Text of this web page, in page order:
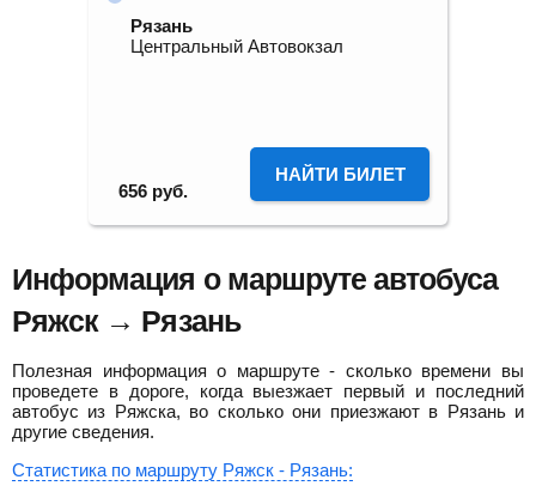
Рязань
Центральный Автовокзал
656 руб.
НАЙТИ БИЛЕТ
Информация о маршруте автобуса
Ряжск → Рязань
Полезная информация о маршруте - сколько времени вы
проведете в дороге, когда выезжает первый и последний
автобус из Ряжска, во сколько они приезжают в Рязань и
другие сведения.
Статистика по маршруту Ряжск - Рязань: